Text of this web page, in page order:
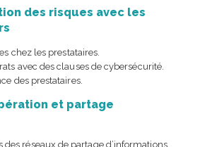
des risques avec les
chez les prestataires.
avec des clauses de cybersécurité.
des prestataires.
et partage
réseaux de partage d’informations.